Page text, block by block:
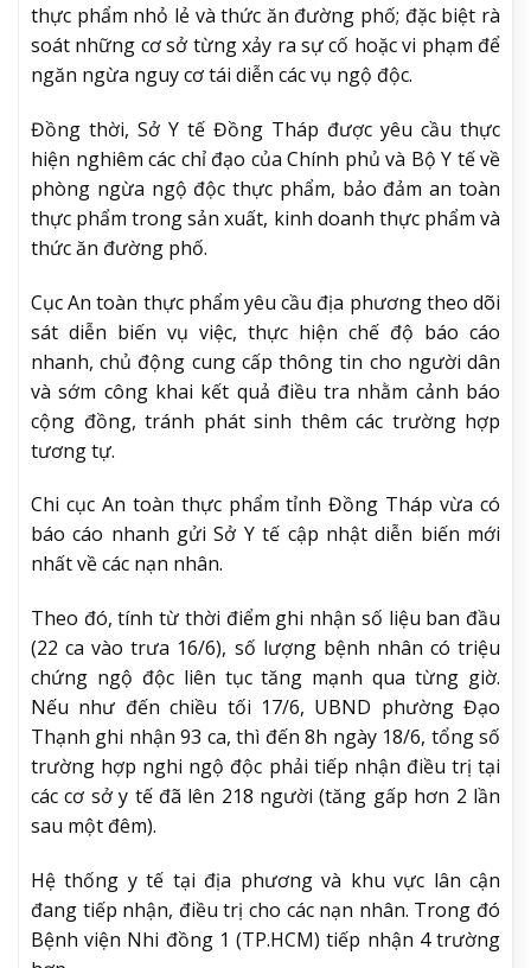
thực phẩm nhỏ lẻ và thức ăn đường phố; đặc biệt rà
soát những cơ sở từng xảy ra sự cố hoặc vi phạm để
ngăn ngừa nguy cơ tái diễn các vụ ngộ độc.
Đồng thời, Sở Y tế Đồng Tháp được yêu cầu thực
hiện nghiêm các chỉ đạo của Chính phủ và Bộ Y tế về
phòng ngừa ngộ độc thực phẩm, bảo đảm an toàn
thực phẩm trong sản xuất, kinh doanh thực phẩm và
thức ăn đường phố.
Cục An toàn thực phẩm yêu cầu địa phương theo dõi
sát diễn biến vụ việc, thực hiện chế độ báo cáo
nhanh, chủ động cung cấp thông tin cho người dân
và sớm công khai kết quả điều tra nhằm cảnh báo
cộng đồng, tránh phát sinh thêm các trường hợp
tương tự.
Chi cục An toàn thực phẩm tỉnh Đồng Tháp vừa có
báo cáo nhanh gửi Sở Y tế cập nhật diễn biến mới
nhất về các nạn nhân.
Theo đó, tính từ thời điểm ghi nhận số liệu ban đầu
(22 ca vào trưa 16/6), số lượng bệnh nhân có triệu
chứng ngộ độc liên tục tăng mạnh qua từng giờ.
Nếu như đến chiều tối 17/6, UBND phường Đạo
Thạnh ghi nhận 93 ca, thì đến 8h ngày 18/6, tổng số
trường hợp nghi ngộ độc phải tiếp nhận điều trị tại
các cơ sở y tế đã lên 218 người (tăng gấp hơn 2 lần
sau một đêm).
Hệ thống y tế tại địa phương và khu vực lân cận
đang tiếp nhận, điều trị cho các nạn nhân. Trong đó
Bệnh viện Nhi đồng 1 (TP.HCM) tiếp nhận 4 trường